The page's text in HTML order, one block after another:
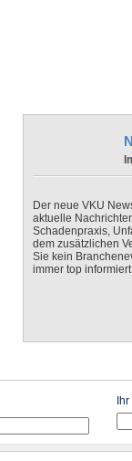
Der neue VKU
aktuelle
Schadenpraxis,
dem zusätzlichen
Sie kein
immer top